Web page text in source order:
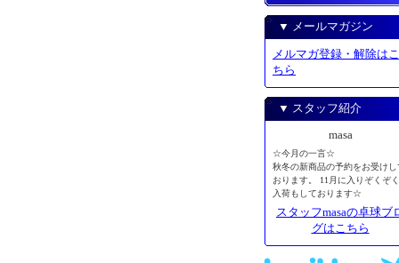
▼ メールマガジン
メルマガ登録・解除はこ
ちら
▼ スタッフ紹介
masa
☆今月の一言☆
秋冬の新商品の予約をお受けし
おります。 11月に入りぞくぞく
入荷もしております☆
スタッフmasaの卓球ブ
グはこちら